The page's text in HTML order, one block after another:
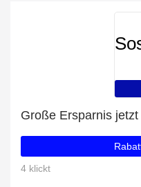
Große Ersparnis
4 klickt